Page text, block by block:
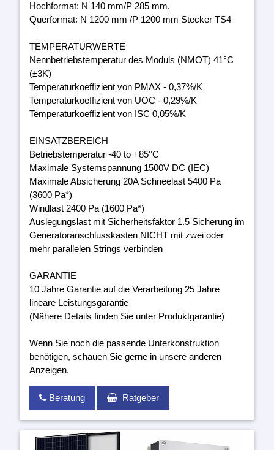
Hochformat: N 140 mm/P 285 mm,
Querformat: N 1200 mm /P 1200 mm Stecker TS4
TEMPERATURWERTE
Nennbetriebstemperatur des Moduls (NMOT) 41°C
(±3K)
Temperaturkoeffizient von PMAX - 0,37%/K
Temperaturkoeffizient von UOC - 0,29%/K
Temperaturkoeffizient von ISC 0,05%/K
EINSATZBEREICH
Betriebstemperatur -40 to +85°C
Maximale Systemspannung 1500V DC (IEC)
Maximale Absicherung 20A Schneelast 5400 Pa
(3600 Pa*)
Windlast 2400 Pa (1600 Pa*)
Auslegungslast mit Sicherheitsfaktor 1.5 Sicherung im
Generatoranschlusskasten NICHT mit zwei oder
mehr parallelen Strings verbinden
GARANTIE
10 Jahre Garantie auf die Verarbeitung 25 Jahre
lineare Leistungsgarantie
(Nähere Details finden Sie unter Produktgarantie)
Wenn Sie noch die passende Unterkonstruktion
benötigen, schauen Sie gerne in unsere anderen
Anzeigen.
Beratung Ratgeber